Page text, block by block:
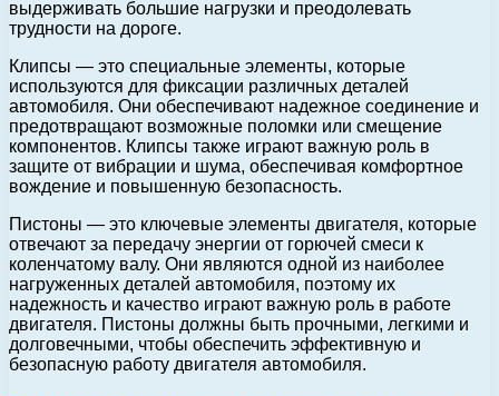
выдерживать большие нагрузки и преодолевать
трудности на дороге.
Клипсы — это специальные элементы, которые
используются для фиксации различных деталей
автомобиля. Они обеспечивают надежное соединение и
предотвращают возможные поломки или смещение
компонентов. Клипсы также играют важную роль в
защите от вибрации и шума, обеспечивая комфортное
вождение и повышенную безопасность.
Пистоны — это ключевые элементы двигателя, которые
отвечают за передачу энергии от горючей смеси к
коленчатому валу. Они являются одной из наиболее
нагруженных деталей автомобиля, поэтому их
надежность и качество играют важную роль в работе
двигателя. Пистоны должны быть прочными, легкими и
долговечными, чтобы обеспечить эффективную и
безопасную работу двигателя автомобиля.